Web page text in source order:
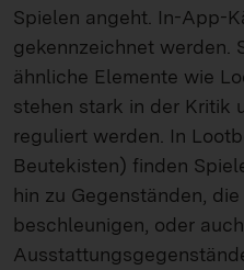
Spielen angeht. In-App-
gekennzeichnet werden.
ähnliche Elemente wie
stehen stark in der Kritik
reguliert werden. In
Beutekisten) finden
hin zu Gegenständen,
beschleunigen, oder auch